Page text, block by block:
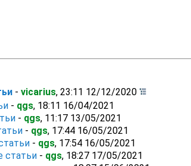
-vicarius,23:11 12/12/2020
- qgs, 18:11 16/04/2021
- qgs, 11:17 13/05/2021
- qgs, 17:44 16/05/2021
- qgs, 17:54 16/05/2021
статьи - qgs, 18:27 17/05/2021